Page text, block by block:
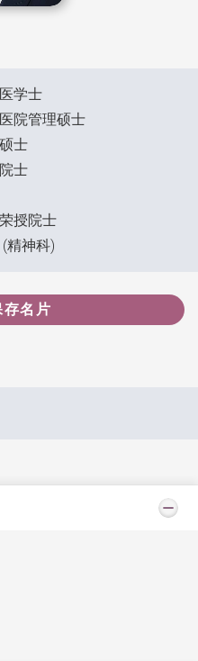
学士
院管理硕士
士
士
授院士
精神科)
存名片